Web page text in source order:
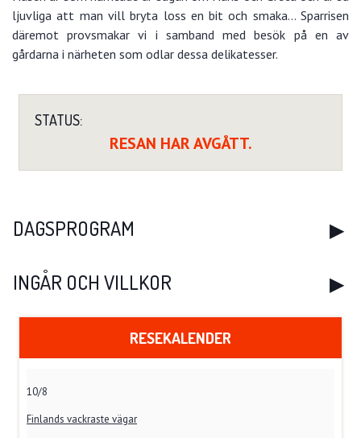
ljuvliga att man vill bryta loss en bit och smaka… Sparrisen
däremot provsmakar vi i samband med besök på en av
gårdarna i närheten som odlar dessa delikatesser.
STATUS:
RESAN HAR AVGÅTT.
DAGSPROGRAM
INGÅR OCH VILLKOR
RESEKALENDER
10/8
Finlands vackraste vägar